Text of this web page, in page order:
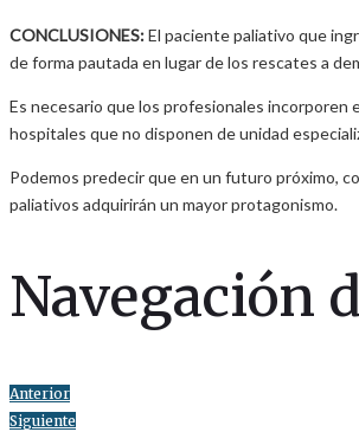
CONCLUSIONES:El paciente paliativo que
de forma pautada en lugar de los rescates a
Es necesario que los profesionales incorporen
hospitales que no disponen de unidad
Podemos predecir que en un futuro próximo,
paliativos adquirirán un mayor protagonismo.
Navegación
Anterior
Siguiente